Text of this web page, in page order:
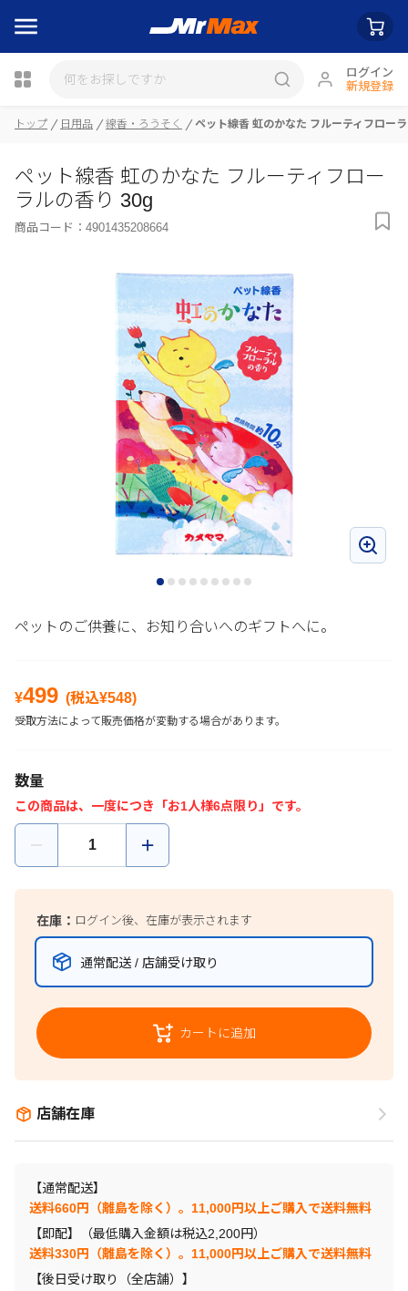
ログイン
新規登録
トップ 日用品 線香・ろうそく ペット線香 虹のかなた フルーティフロー
ペット線香 虹のかなた フルーティフロー
ラルの香り 30g
商品コード： 4901435208664
ペットのご供養に、お知り合いへのギフトへに。
¥499 (税込¥548)
受取方法によって販売価格が変動する場合があります。
数量
この商品は、一度につき「お1人様6点限り」です。
在庫： ログイン後、在庫が表示されます
通常配送 / 店舗受け取り
カートに追加
店舗在庫
【通常配送】
送料660円（離島を除く）。11,000円以上ご購入で送料無料
【即配】（最低購入金額は税込2,200円）
送料330円（離島を除く）。11,000円以上ご購入で送料無料
【後日受け取り（全店舗）】